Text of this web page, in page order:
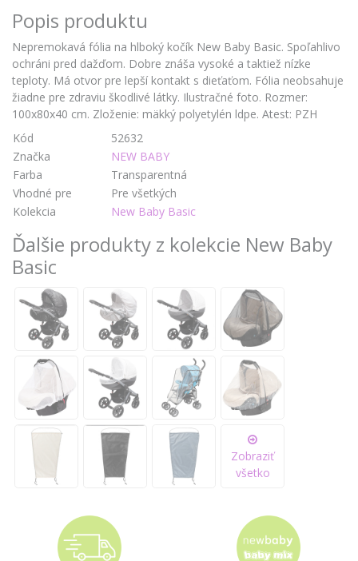
Popis produktu
Nepremokavá fólia na hlboký kočík New Baby Basic. Spoľahlivo
ochráni pred dažďom. Dobre znáša vysoké a taktiež nízke
teploty. Má otvor pre lepší kontakt s dieťaťom. Fólia neobsahuje
žiadne pre zdraviu škodlivé látky. Ilustračné foto. Rozmer:
100x80x40 cm. Zloženie: mäkký polyetylén ldpe. Atest: PZH
Kód
52632
Značka
NEW BABY
Farba
Transparentná
Vhodné pre
Pre všetkých
Kolekcia
New Baby Basic
Ďalšie produkty z kolekcie New Baby
Basic
Zobraziť
všetko